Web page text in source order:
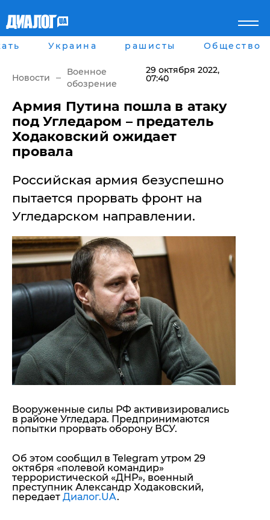
Главная
рассея
Беларусь
Военное обозрение
Наука и Техника
Экономика
Мнение
Пресса
Здоровье
Украина
Культура
Города
Луганск
Харьков
Львов
Одесса
Война на Донбассе и в
Крыму
"ДНР"
"ЛНР"
Оккупация Крыма
Новости Крыма
Донбасс
Армия Украины
Лайф стайл
Здоровье
Помощь проекту
Стиль Диалога
Шоу-биз
Культура
Общество
Пресс-релизы
Пресс-релизы
Авторское
Мнение
Блоги
Украина рашисты Общество
Новости
Военное
обозрение
29 октября 2022,
07:40
​Армия Путина пошла в атаку
под Угледаром – предатель
Ходаковский ожидает
провала
Российская армия безуспешно
пытается прорвать фронт на
Угледарском направлении.
Вооруженные силы РФ активизировались
в районе Угледара. Предпринимаются
попытки прорвать оборону ВСУ.
Об этом сообщил в Telegram утром 29
октября «полевой командир»
террористической «ДНР», военный
преступник Александр Ходаковский,
передает Диалог.UA.